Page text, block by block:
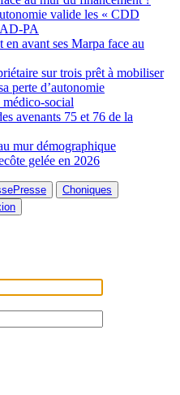
valide les « CDD
PA
avant ses Marpa face au
sur trois prêt à mobiliser
perte d’autonomie
médico-social
avenants 75 et 76 de la
mur démographique
gelée en 2026
Presse
Choniques